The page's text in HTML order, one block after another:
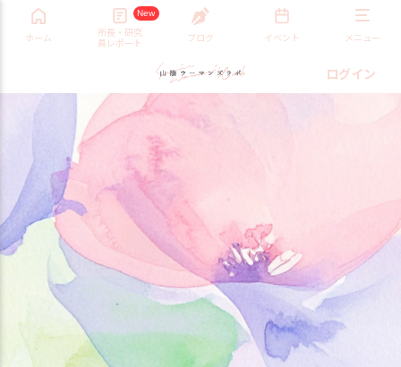
ホーム
New
所長・研究
員レポート
ブログ イベント メニュー
ログイン